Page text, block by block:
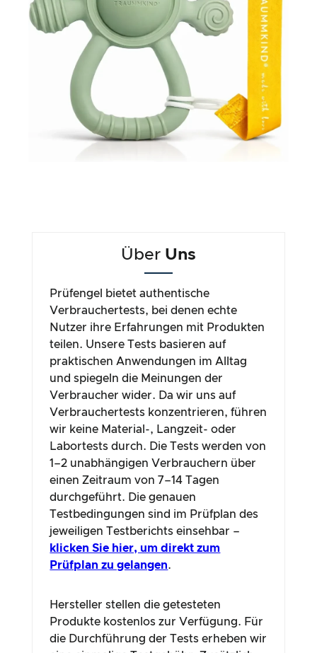
Über Uns
Prüfengel bietet authentische
Verbrauchertests, bei denen echte
Nutzer ihre Erfahrungen mit Produkten
teilen. Unsere Tests basieren auf
praktischen Anwendungen im Alltag
und spiegeln die Meinungen der
Verbraucher wider. Da wir uns auf
Verbrauchertests konzentrieren, führen
wir keine Material-, Langzeit- oder
Labortests durch. Die Tests werden von
1–2 unabhängigen Verbrauchern über
einen Zeitraum von 7–14 Tagen
durchgeführt. Die genauen
Testbedingungen sind im Prüfplan des
jeweiligen Testberichts einsehbar –
klicken Sie hier, um direkt zum
Prüfplan zu gelangen.
Hersteller stellen die getesteten
Produkte kostenlos zur Verfügung. Für
die Durchführung der Tests erheben wir